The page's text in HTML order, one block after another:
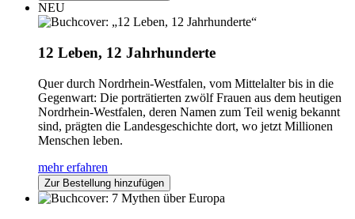
NEU
12 Leben, 12 Jahrhunderte
Quer durch Nordrhein-Westfalen, vom Mittelalter bis in die
Gegenwart: Die porträtierten zwölf Frauen aus dem heutigen
Nordrhein-Westfalen, deren Namen zum Teil wenig bekannt
sind, prägten die Landesgeschichte dort, wo jetzt Millionen
Menschen leben.
mehr erfahren
Zur Bestellung hinzufügen